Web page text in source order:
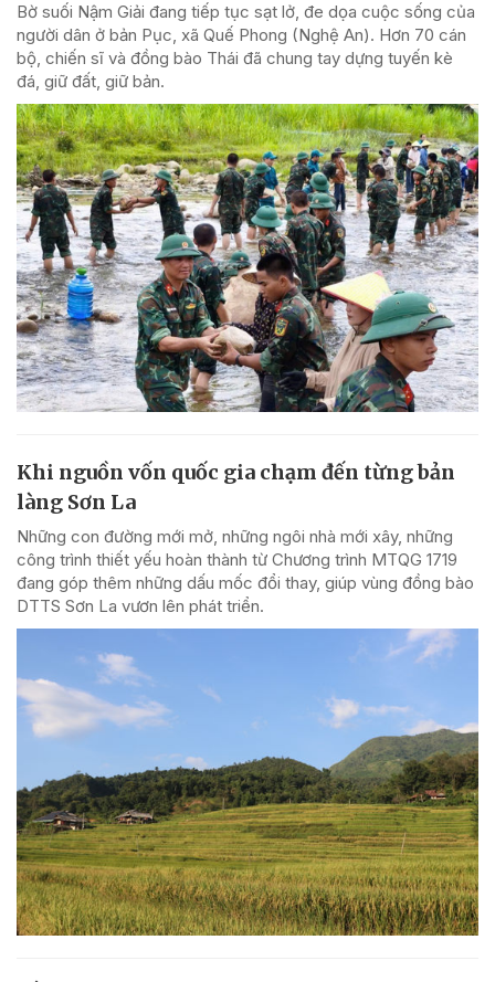
Bờ suối Nậm Giải đang tiếp tục sạt lở, đe dọa cuộc sống của
người dân ở bản Pục, xã Quế Phong (Nghệ An). Hơn 70 cán
bộ, chiến sĩ và đồng bào Thái đã chung tay dựng tuyến kè
đá, giữ đất, giữ bản.
Khi nguồn vốn quốc gia chạm đến từng bản
làng Sơn La
Những con đường mới mở, những ngôi nhà mới xây, những
công trình thiết yếu hoàn thành từ Chương trình MTQG 1719
đang góp thêm những dấu mốc đổi thay, giúp vùng đồng bào
DTTS Sơn La vươn lên phát triển.